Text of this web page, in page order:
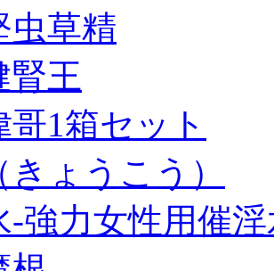
虫草精
腎王
哥1箱セット
ょうこう）
-強力女性用催